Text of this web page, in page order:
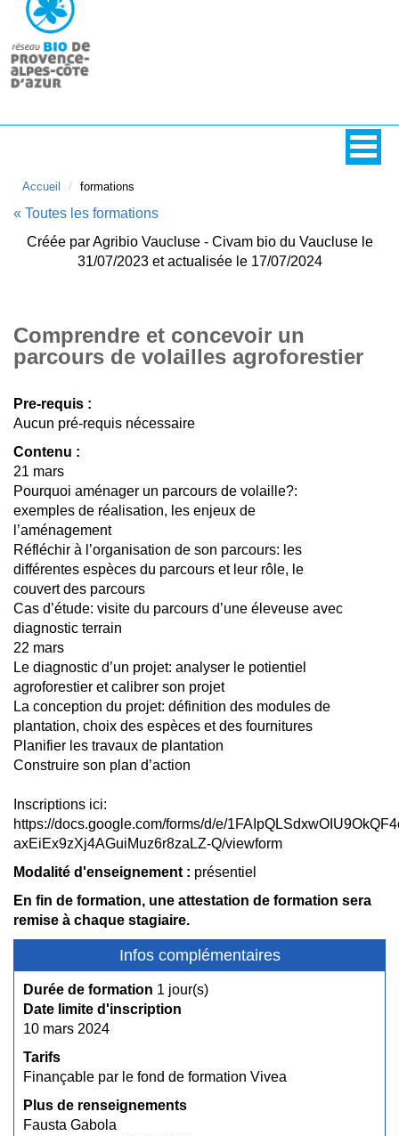
Accueil formations
« Toutes les formations
Créée par Agribio Vaucluse - Civam bio du Vaucluse le
31/07/2023 et actualisée le 17/07/2024
Comprendre et concevoir un
parcours de volailles agroforestier
Pre-requis :
Aucun pré-requis nécessaire
Contenu :
21 mars
Pourquoi aménager un parcours de volaille?:
exemples de réalisation, les enjeux de
l’aménagement
Réfléchir à l’organisation de son parcours: les
différentes espèces du parcours et leur rôle, le
couvert des parcours
Cas d’étude: visite du parcours d’une éleveuse avec
diagnostic terrain
22 mars
Le diagnostic d’un projet: analyser le potientiel
agroforestier et calibrer son projet
La conception du projet: définition des modules de
plantation, choix des espèces et des fournitures
Planifier les travaux de plantation
Construire son plan d’action
Inscriptions ici:
https://docs.google.com/forms/d/e/
axEiEx9zXj4AGuiMuz6r8zaLZ-Q/viewform
Modalité d'enseignement : présentiel
En fin de formation, une attestation de formation sera
remise à chaque stagiaire.
Infos complémentaires
Durée de formation 1 jour(s)
Date limite d'inscription
10 mars 2024
Tarifs
Finançable par le fond de formation Vivea
Plus de renseignements
Fausta Gabola